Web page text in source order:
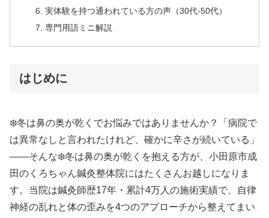
実体験を持つ通われている方の声（30代-50代）
専門用語ミニ解説
はじめに
❄️冬は鼻の奥が乾くでお悩みではありませんか？「病院で
は異常なしと言われたけれど、確かに辛さが続いている」
——そんな❄️冬は鼻の奥が乾くを抱える方が、小田原市成
田のくろちゃん鍼灸整体院にはたくさんお越しになりま
す。当院は鍼灸師歴17年・累計4万人の施術実績で、自律
神経の乱れと体の歪みを4つのアプローチから整えてまい